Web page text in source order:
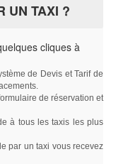
UN TAXI ?
cliques à
de Devis et Tarif de
de réservation et
à tous les taxis les plus
par un taxi vous recevez